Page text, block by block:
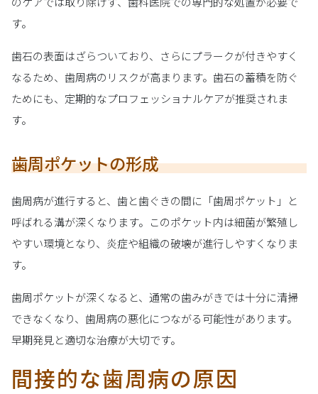
す。
歯石の表面はざらついており、さらにプラークが付きやすく
なるため、歯周病のリスクが高まります。歯石の蓄積を防ぐ
ためにも、定期的なプロフェッショナルケアが推奨されま
す。
歯周ポケットの形成
歯周病が進行すると、歯と歯ぐきの間に「歯周ポケット」と
呼ばれる溝が深くなります。このポケット内は細菌が繁殖し
やすい環境となり、炎症や組織の破壊が進行しやすくなりま
す。
歯周ポケットが深くなると、通常の歯みがきでは十分に清掃
できなくなり、歯周病の悪化につながる可能性があります。
早期発見と適切な治療が大切です。
間接的な歯周病の原因